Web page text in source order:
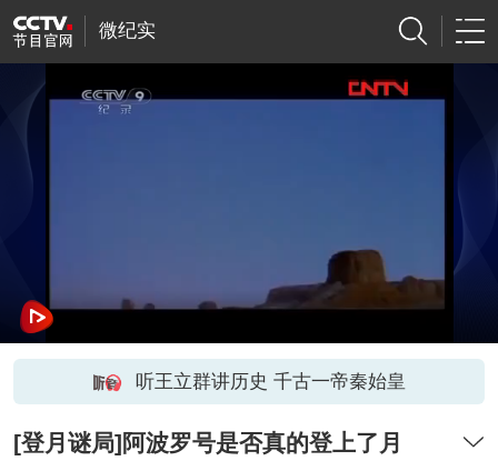
微纪实
听王立群讲历史 千古一帝秦始皇
[登月谜局]阿波罗号是否真的登上了月